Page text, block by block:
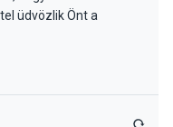
üdvözlik Önt a